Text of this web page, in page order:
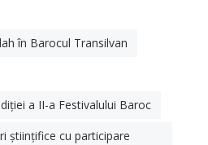
în Barocul Transilvan
a II-a Festivalului Baroc
științifice cu participare